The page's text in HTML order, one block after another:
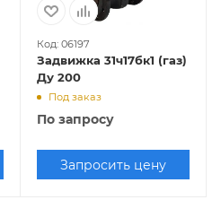
Код: 06197
Задвижка 31ч17бк1 (газ)
Ду 200
Под заказ
По запросу
Запросить цену